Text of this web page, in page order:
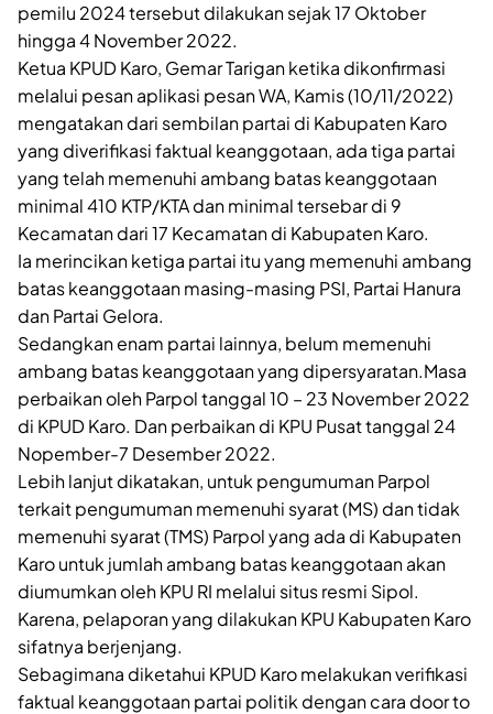
pemilu 2024 tersebut dilakukan sejak 17 Oktober
hingga 4 November 2022.
Ketua KPUD Karo, Gemar Tarigan ketika dikonfirmasi
melalui pesan aplikasi pesan WA, Kamis (10/11/2022)
mengatakan dari sembilan partai di Kabupaten Karo
yang diverifikasi faktual keanggotaan, ada tiga partai
yang telah memenuhi ambang batas keanggotaan
minimal 410 KTP/KTA dan minimal tersebar di 9
Kecamatan dari 17 Kecamatan di Kabupaten Karo.
Ia merincikan ketiga partai itu yang memenuhi ambang
batas keanggotaan masing-masing PSI, Partai Hanura
dan Partai Gelora.
Sedangkan enam partai lainnya, belum memenuhi
ambang batas keanggotaan yang dipersyaratan.Masa
perbaikan oleh Parpol tanggal 10 – 23 November 2022
di KPUD Karo. Dan perbaikan di KPU Pusat tanggal 24
Nopember-7 Desember 2022.
Lebih lanjut dikatakan, untuk pengumuman Parpol
terkait pengumuman memenuhi syarat (MS) dan tidak
memenuhi syarat (TMS) Parpol yang ada di Kabupaten
Karo untuk jumlah ambang batas keanggotaan akan
diumumkan oleh KPU RI melalui situs resmi Sipol.
Karena, pelaporan yang dilakukan KPU Kabupaten Karo
sifatnya berjenjang.
Sebagimana diketahui KPUD Karo melakukan verifikasi
faktual keanggotaan partai politik dengan cara door to